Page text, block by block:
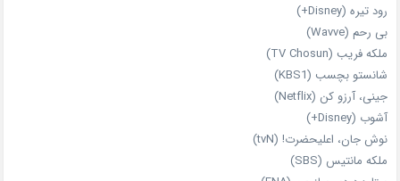
رود تیره (Disney+)
بی‌ رحم (Wavve)
ملکه فریب (TV Chosun)
شانستو بچسب (KBS1)
جینی، آرزو کن (Netflix)
آشوب (Disney+)
نوش جان، اعلیحضرت! (tvN)
ملکه‌ مانتیس (SBS)